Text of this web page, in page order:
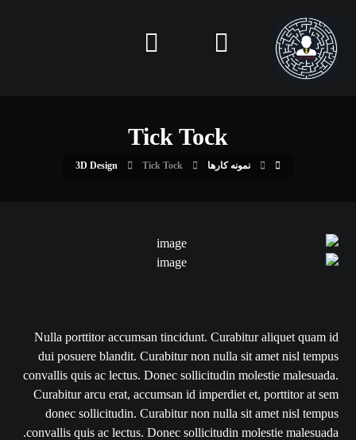
Tick Tock
نمونه کارها 3D Design Tick Tock
Nulla porttitor accumsan tincidunt. Curabitur aliquet quam id
dui posuere blandit. Curabitur non nulla sit amet nisl tempus
convallis quis ac lectus. Donec sollicitudin molestie malesuada.
Curabitur arcu erat, accumsan id imperdiet et, porttitor at sem
donec sollicitudin. Curabitur non nulla sit amet nisl tempus
convallis quis ac lectus. Donec sollicitudin molestie malesuada.